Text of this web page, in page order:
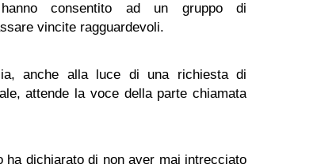
consentito ad un gruppo di
vincite ragguardevoli.
anche alla luce di una richiesta di
attende la voce della parte chiamata
ha dichiarato di non aver mai intrecciato